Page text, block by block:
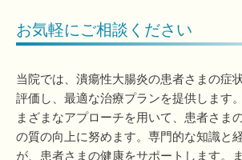
お気軽にご相談ください
当院では、潰瘍性大腸炎の患者さまの症
評価し、最適な治療プランを提供します
まざまなアプローチを用いて、患者さま
の質の向上に努めます。専門的な知識と
が、患者さまの健康をサポートします。